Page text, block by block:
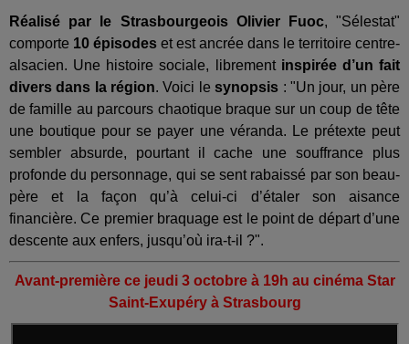
Réalisé par le Strasbourgeois Olivier Fuoc, "Sélestat"
comporte 10 épisodes et est ancrée dans le territoire centre-
alsacien. Une histoire sociale, librementinspirée d’un fait
divers dans la région. Voici lesynopsis : "Un jour, un père
de famille au parcours chaotique braque sur un coup de tête
une boutique pour se payer une véranda. Le prétexte peut
sembler absurde, pourtant il cache une souffrance plus
profonde du personnage, qui se sent rabaissé par son beau-
père et la façon qu’à celui-ci d’étaler son aisance
financière. Ce premier braquage est le point de départ d’une
descente aux enfers, jusqu’où ira-t-il ?".
Avant-première ce jeudi 3 octobre à 19h au cinéma Star
Saint-Exupéry à Strasbourg